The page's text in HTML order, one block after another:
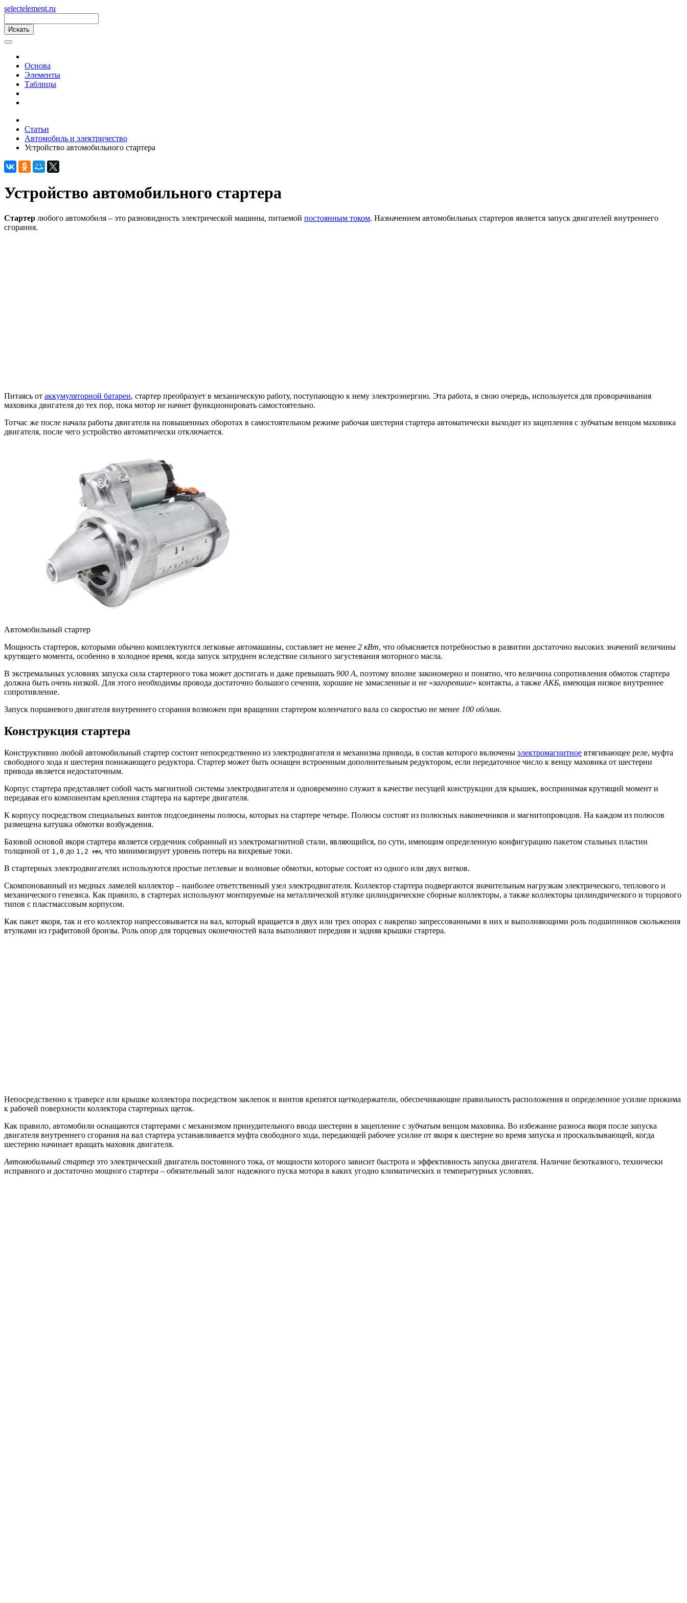
selectelement.ru
Основа
Элементы
Таблицы
Статьи
Автомобиль и электричество
Устройство автомобильного стартера
Устройство автомобильного стартера
Стартер любого автомобиля – это разновидность электрической машины, питаемой постоянным током. Назначением автомобильных стартеров является запуск двигателей внутреннего
сгорания.
Питаясь от аккумуляторной батареи, стартер преобразует в механическую работу, поступающую к нему электроэнергию. Эта работа, в свою очередь, используется для проворачивания
маховика двигателя до тех пор, пока мотор не начнет функционировать самостоятельно.
Тотчас же после начала работы двигателя на повышенных оборотах в самостоятельном режиме рабочая шестерня стартера автоматически выходит из зацепления с зубчатым венцом маховика
двигателя, после чего устройство автоматически отключается.
Автомобильный стартер
Мощность стартеров, которыми обычно комплектуются легковые автомашины, составляет не менее 2 кВт, что объясняется потребностью в развитии достаточно высоких значений величины
крутящего момента, особенно в холодное время, когда запуск затруднен вследствие сильного загустевания моторного масла.
В экстремальных условиях запуска сила стартерного тока может достигать и даже превышать 900 А, поэтому вполне закономерно и понятно, что величина сопротивления обмоток стартера
должна быть очень низкой. Для этого необходимы провода достаточно большого сечения, хорошие не замасленные и не «загоревшие» контакты, а также АКБ, имеющая низкое внутреннее
сопротивление.
Запуск поршневого двигателя внутреннего сгорания возможен при вращении стартером коленчатого вала со скоростью не менее 100 об/мин.
Конструкция стартера
Конструктивно любой автомобильный стартер состоит непосредственно из электродвигателя и механизма привода, в состав которого включены электромагнитное втягивающее реле, муфта
свободного хода и шестерня понижающего редуктора. Стартер может быть оснащен встроенным дополнительным редуктором, если передаточное число к венцу маховика от шестерни
привода является недостаточным.
Корпус стартера представляет собой часть магнитной системы электродвигателя и одновременно служит в качестве несущей конструкции для крышек, воспринимая крутящий момент и
передавая его компонентам крепления стартера на картере двигателя.
К корпусу посредством специальных винтов подсоединены полюсы, которых на стартере четыре. Полюсы состоят из полюсных наконечников и магнитопроводов. На каждом из полюсов
размещена катушка обмотки возбуждения.
Базовой основой якоря стартера является сердечник собранный из электромагнитной стали, являющийся, по сути, имеющим определенную конфигурацию пакетом стальных пластин
толщиной от 1,0 до 1,2 мм, что минимизирует уровень потерь на вихревые токи.
В стартерных электродвигателях используются простые петлевые и волновые обмотки, которые состоят из одного или двух витков.
Скомпонованный из медных ламелей коллектор – наиболее ответственный узел электродвигателя. Коллектор стартера подвергаются значительным нагрузкам электрического, теплового и
механического генезиса. Как правило, в стартерах используют монтируемые на металлической втулке цилиндрические сборные коллекторы, а также коллекторы цилиндрического и торцового
типов с пластмассовым корпусом.
Как пакет якоря, так и его коллектор напрессовывается на вал, который вращается в двух или трех опорах с накрепко запрессованными в них и выполняющими роль подшипников скольжения
втулками из графитовой бронзы. Роль опор для торцевых оконечностей вала выполняют передняя и задняя крышки стартера.
Непосредственно к траверсе или крышке коллектора посредством заклепок и винтов крепятся щеткодержатели, обеспечивающие правильность расположения и определенное усилие прижима
к рабочей поверхности коллектора стартерных щеток.
Как правило, автомобили оснащаются стартерами с механизмом принудительного ввода шестерни в зацепление с зубчатым венцом маховика. Во избежание разноса якоря после запуска
двигателя внутреннего сгорания на вал стартера устанавливается муфта свободного хода, передающей рабочее усилие от якоря к шестерне во время запуска и проскальзывающей, когда
шестерню начинает вращать маховик двигателя.
Автомобильный стартер это электрический двигатель постоянного тока, от мощности которого зависит быстрота и эффективность запуска двигателя. Наличие безотказного, технически
исправного и достаточно мощного стартера – обязательный залог надежного пуска мотора в каких угодно климатических и температурных условиях.